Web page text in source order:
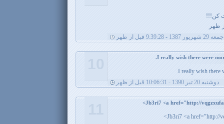
کن!!!
جمعه 29 شهریور 1387 - 9:39:28 قبل از ظهر
I really wish there
دوشنبه 20 تیر 1390 - 10:06:31 قبل از ظهر
Jb3ri7 <a href="http://